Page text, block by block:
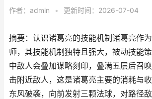
作者： admin • 更新时间：2026-07-04
摘要：认识诸葛亮的技能机制诸葛亮作
师，其技能机制独特且强大，被动技能
中敌人会叠加谋略刻印，叠满五层后召
击附近敌人，这是诸葛亮主要的消耗与
东风破袭，向前发射三颗法球，对路径